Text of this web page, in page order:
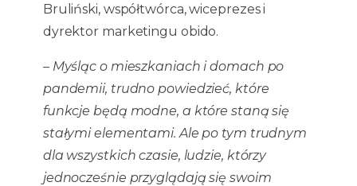
Bruliński, współtwórca, wiceprezes i
dyrektor marketingu obido.
– Myśląc o mieszkaniach i domach po
pandemii, trudno powiedzieć, które
funkcje będą modne, a które staną się
stałymi elementami. Ale po tym trudnym
dla wszystkich czasie, ludzie, którzy
jednocześnie przyglądają się swoim